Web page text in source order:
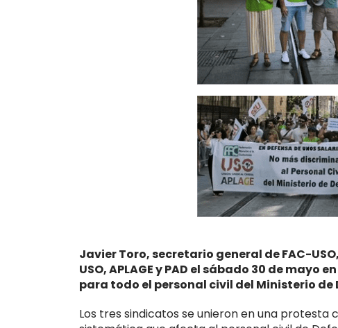
Javier Toro, secretario general de FAC-
USO, APLAGE y PAD el sábado 30 de
para todo el personal civil del Ministerio
Los tres sindicatos se unieron en una